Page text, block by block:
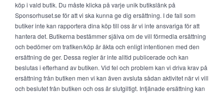
köp i vald butik. Du måste klicka på varje unik butikslänk på
Sponsorhuset.se för att vi ska kunna ge dig ersättning. I de fall som
butiker inte kan rapportera dina köp till oss är vi inte ansvariga för att
hantera det. Butikerna bestämmer själva om de vill förmedla ersättning
och bedömer om trafiken/köp är äkta och enligt intentionen med den
ersättning de ger. Dessa regler är inte alltid publicerade och kan
beslutas i efterhand av butiken. Vid fel och problem kan vi driva krav på
ersättning från butiken men vi kan även avsluta sådan aktivitet när vi vill
och beslutet från butiken och oss är slutgiltigt. Intjänade ersättning kan